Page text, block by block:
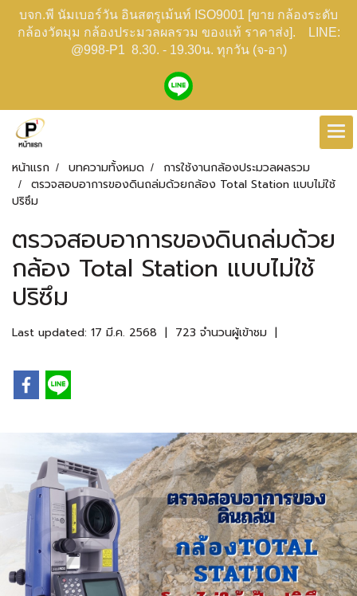
บจก.พี นัมเบอร์วัน อินสตรูเม้นท์ ISO9001 [ขาย กล้องระดับ
กล้องวัดมุม กล้องประมวลผลรวม ของแท้ ราคาส่ง]. LINE:
@998-P1 8.30. - 19.30น. ทุกวัน (จ-อา)
หน้าแรก บทความทั้งหมด
การใช้งานกล้องประมวลผลรวม
ตรวจสอบอาการของดินถล่มด้วยกล้อง Total Station แบบไม่ใช้
ปริซึม
ตรวจสอบอาการของดินถล่มด้วย
กล้อง Total Station แบบไม่ใช้
ปริซึม
Last updated: 17 มี.ค. 2568 | 723 จำนวนผู้เข้าชม |